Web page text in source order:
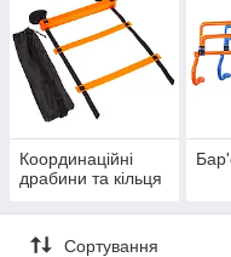
Координаційні
драбини та кільця
Сортування